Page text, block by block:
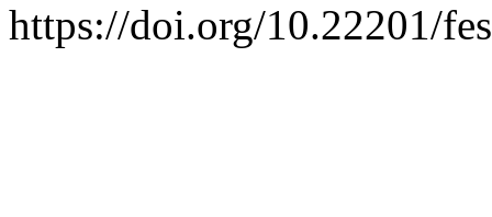
https://doi.org/10.22201/